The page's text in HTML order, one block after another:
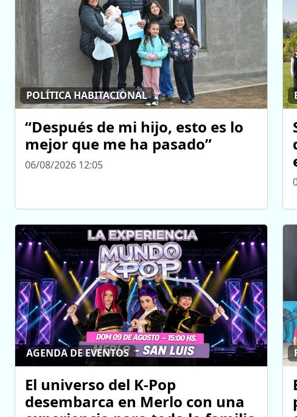
POLÍTICA HABITACIONAL
“Después de mi hijo, esto es lo
mejor que me ha pasado”
06/08/2026 12:05
AGENDA DE EVENTOS
El universo del K-Pop
desembarca en Merlo con una